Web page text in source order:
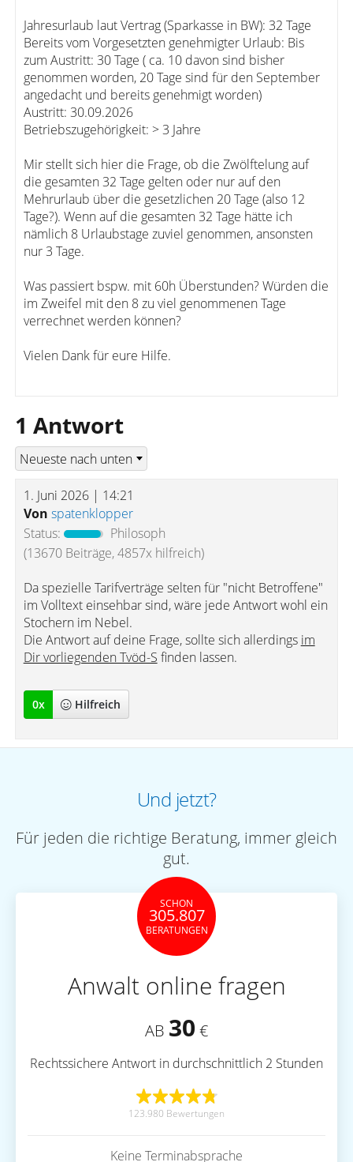
Jahresurlaub laut Vertrag (Sparkasse in BW): 32 Tage
Bereits vom Vorgesetzten genehmigter Urlaub: Bis
zum Austritt: 30 Tage ( ca. 10 davon sind bisher
genommen worden, 20 Tage sind für den September
angedacht und bereits genehmigt worden)
Austritt: 30.09.2026
Betriebszugehörigkeit: > 3 Jahre
Mir stellt sich hier die Frage, ob die Zwölftelung auf
die gesamten 32 Tage gelten oder nur auf den
Mehrurlaub über die gesetzlichen 20 Tage (also 12
Tage?). Wenn auf die gesamten 32 Tage hätte ich
nämlich 8 Urlaubstage zuviel genommen, ansonsten
nur 3 Tage.
Was passiert bspw. mit 60h Überstunden? Würden die
im Zweifel mit den 8 zu viel genommenen Tage
verrechnet werden können?
Vielen Dank für eure Hilfe.
1 Antwort
1. Juni 2026 | 14:21
Von spatenklopper
Status:
Philosoph
(13670 Beiträge, 4857x hilfreich)
Da spezielle Tarifverträge selten für "nicht Betroffene"
im Volltext einsehbar sind, wäre jede Antwort wohl ein
Stochern im Nebel.
Die Antwort auf deine Frage, sollte sich allerdings im
Dir vorliegenden Tvöd-S finden lassen.
0x Hilfreich
Und jetzt?
Für jeden die richtige Beratung, immer gleich
gut.
SCHON
305.807
BERATUNGEN
Anwalt online fragen
AB 30 €
Rechtssichere Antwort in durchschnittlich 2 Stunden
123.980 Bewertungen
Keine Terminabsprache